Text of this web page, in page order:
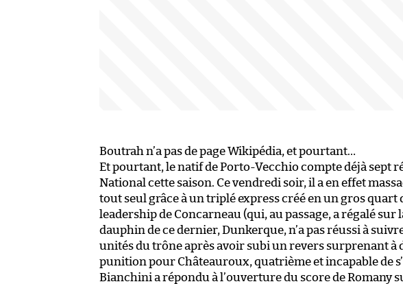
Boutrah n’a pas de page Wikipédia, et pourtant…
Et pourtant, le natif de Porto-Vecchio compte déjà sept
National cette saison. Ce vendredi soir, il a en effet
tout seul grâce à un triplé express créé en un gros
leadership de Concarneau (qui, au passage, a régalé
dauphin de ce dernier, Dunkerque, n’a pas réussi à
unités du trône après avoir subi un revers surprenant à
punition pour Châteauroux, quatrième et incapable de
Bianchini a répondu à l’ouverture du score de Romany